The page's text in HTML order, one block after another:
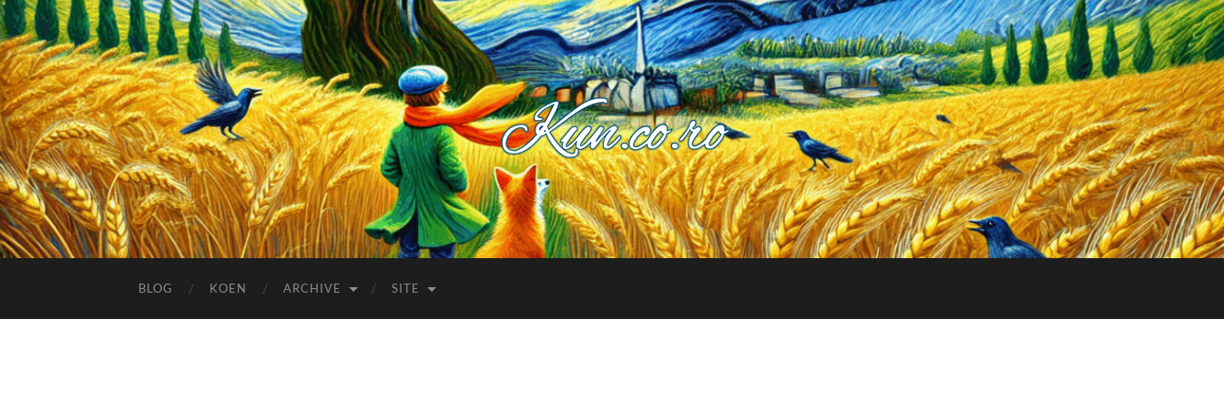
Kuncoro++
BLOG KOEN ARCHIVE SITE